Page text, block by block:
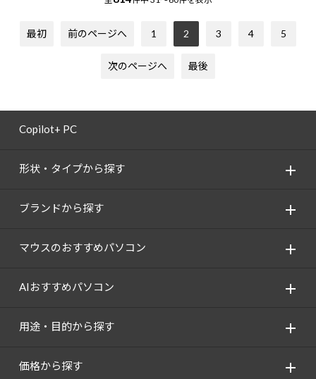
最初 前のページへ 1 2 3 4 5
次のページへ 最後
Copilot+ PC
形状・タイプから探す
ブランドから探す
マウスのおすすめパソコン
AIおすすめパソコン
用途・目的から探す
価格から探す